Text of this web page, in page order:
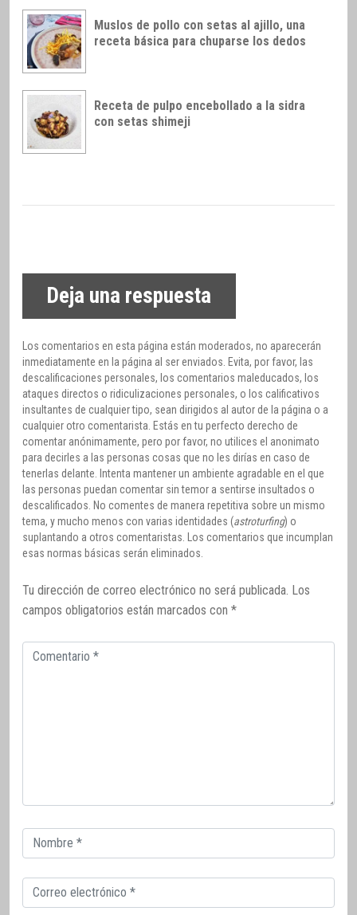
Muslos de pollo con setas al ajillo, una
receta básica para chuparse los dedos
Receta de pulpo encebollado a la sidra
con setas shimeji
Deja una respuesta
Los comentarios en esta página están moderados, no aparecerán
inmediatamente en la página al ser enviados. Evita, por favor, las
descalificaciones personales, los comentarios maleducados, los
ataques directos o ridiculizaciones personales, o los calificativos
insultantes de cualquier tipo, sean dirigidos al autor de la página o a
cualquier otro comentarista. Estás en tu perfecto derecho de
comentar anónimamente, pero por favor, no utilices el anonimato
para decirles a las personas cosas que no les dirías en caso de
tenerlas delante. Intenta mantener un ambiente agradable en el que
las personas puedan comentar sin temor a sentirse insultados o
descalificados. No comentes de manera repetitiva sobre un mismo
tema, y mucho menos con varias identidades (astroturfing) o
suplantando a otros comentaristas. Los comentarios que incumplan
esas normas básicas serán eliminados.
Tu dirección de correo electrónico no será publicada. Los
campos obligatorios están marcados con *
Comentario
Correo
electrónico
Correo
electrónico